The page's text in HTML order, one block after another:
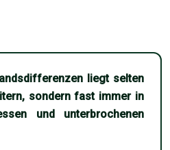
liegt selten
sondern fast immer in
und unterbrochenen